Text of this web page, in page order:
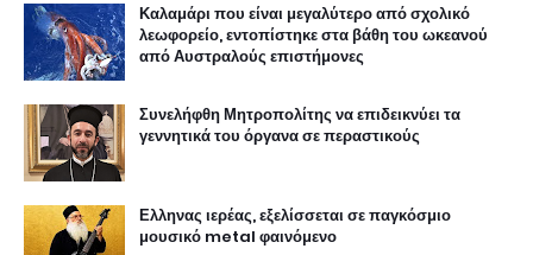
Καλαμάρι που είναι μεγαλύτερο από σχολικό
λεωφορείο, εντοπίστηκε στα βάθη του ωκεανού
από Αυστραλούς επιστήμονες
Συνελήφθη Μητροπολίτης να επιδεικνύει τα
γεννητικά του όργανα σε περαστικούς
Ελληνας ιερέας, εξελίσσεται σε παγκόσμιο
μουσικό metal φαινόμενο